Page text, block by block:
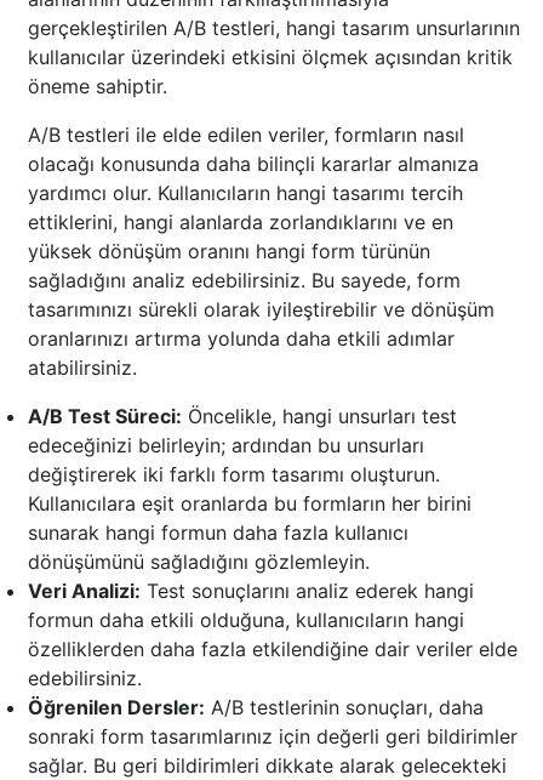
gerçekleştirilen A/B testleri, hangi tasarım unsurlarının
kullanıcılar üzerindeki etkisini ölçmek açısından kritik
öneme sahiptir.
A/B testleri ile elde edilen veriler, formların nasıl
olacağı konusunda daha bilinçli kararlar almanıza
yardımcı olur. Kullanıcıların hangi tasarımı tercih
ettiklerini, hangi alanlarda zorlandıklarını ve en
yüksek dönüşüm oranını hangi form türünün
sağladığını analiz edebilirsiniz. Bu sayede, form
tasarımınızı sürekli olarak iyileştirebilir ve dönüşüm
oranlarınızı artırma yolunda daha etkili adımlar
atabilirsiniz.
A/B Test Süreci: Öncelikle, hangi unsurları test
edeceğinizi belirleyin; ardından bu unsurları
değiştirerek iki farklı form tasarımı oluşturun.
Kullanıcılara eşit oranlarda bu formların her birini
sunarak hangi formun daha fazla kullanıcı
dönüşümünü sağladığını gözlemleyin.
Veri Analizi: Test sonuçlarını analiz ederek hangi
formun daha etkili olduğuna, kullanıcıların hangi
özelliklerden daha fazla etkilendiğine dair veriler elde
edebilirsiniz.
Öğrenilen Dersler: A/B testlerinin sonuçları, daha
sonraki form tasarımlarınız için değerli geri bildirimler
sağlar. Bu geri bildirimleri dikkate alarak gelecekteki